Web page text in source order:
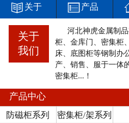
 关于  产品
关于
我们
河北神虎金属制品
柜、金库门、密集柜
床、底图柜等钢制办
产、销售、服于一体
密集柜...！
产品中心
防磁柜系列
密集柜/架系列